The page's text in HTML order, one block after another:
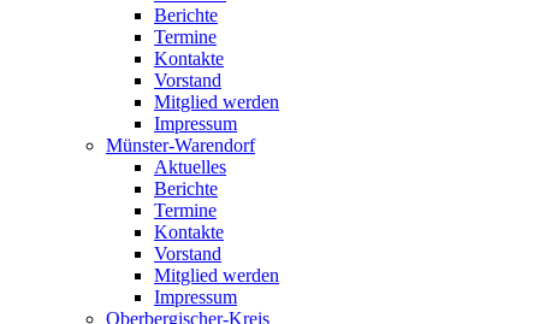
Berichte
Termine
Kontakte
Vorstand
Mitglied werden
Impressum
Münster-Warendorf
Aktuelles
Berichte
Termine
Kontakte
Vorstand
Mitglied werden
Impressum
Oberbergischer-Kreis